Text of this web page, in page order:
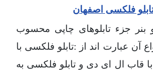
فلکسی اصفهان
بنر جزء تابلوهای چاپی محسوب
آن عبارت اند از :تابلو فلکسی با
قاب ال ای دی و تابلو فلکسی به